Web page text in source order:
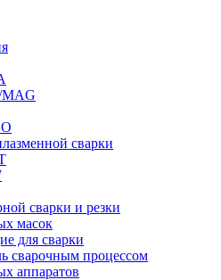
сварки
сварки и резки
масок
для сварки
сварочным процессом
аппаратов